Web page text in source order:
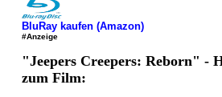
BluRay kaufen (Amazon)
#Anzeige
"Jeepers Creepers: Reborn" -
zum Film: